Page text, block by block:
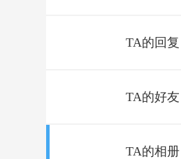
TA的回复
TA的好友
TA的相册